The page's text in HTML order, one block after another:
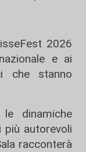
2026
e ai
che stanno
dinamiche
più autorevoli
racconterà